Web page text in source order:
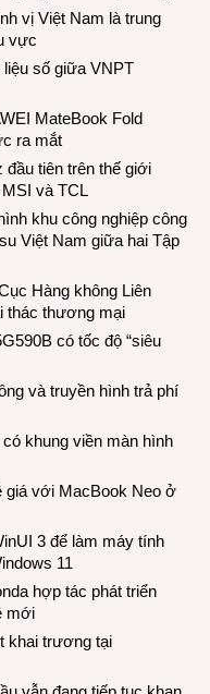
vị Việt Nam là trung
vực
số giữa VNPT
MateBook Fold
ra mắt
đầu tiên trên thế giới
và TCL
khu công nghiệp công
Việt Nam giữa hai Tập
Hàng không Liên
thác thương mại
có tốc độ “siêu
và truyền hình trả phí
khung viền màn hình
giá với MacBook Neo ở
3 để làm máy tính
11
hợp tác phát triển
mới
khai trương tại